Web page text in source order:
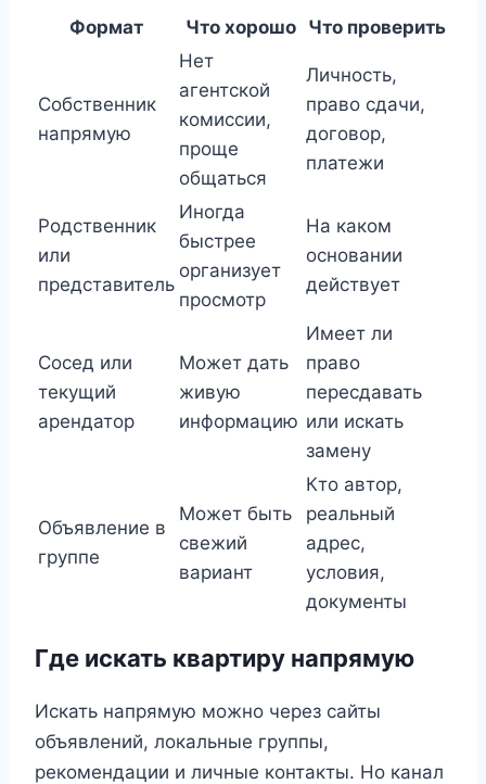
Формат Что хорошо Что проверить
Собственник
напрямую
Нет
агентской
комиссии,
проще
общаться
Личность,
право сдачи,
договор,
платежи
Родственник
или
представитель
Иногда
быстрее
организует
просмотр
На каком
основании
действует
Сосед или
текущий
арендатор
Может дать
живую
информацию
Имеет ли
право
пересдавать
или искать
замену
Объявление в
группе
Может быть
свежий
вариант
Кто автор,
реальный
адрес,
условия,
документы
Где искать квартиру напрямую
Искать напрямую можно через сайты
объявлений, локальные группы,
рекомендации и личные контакты. Но канал